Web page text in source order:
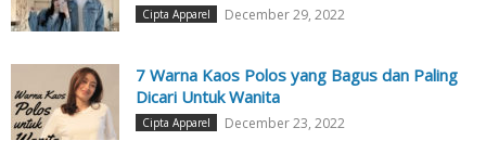
Cipta Apparel December 29, 2022
7 Warna Kaos Polos yang Bagus dan Paling
Dicari Untuk Wanita
Cipta Apparel December 23, 2022